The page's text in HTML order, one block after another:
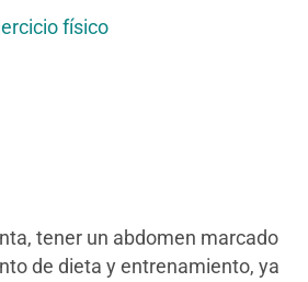
físico
tener un abdomen marcado
de dieta y entrenamiento, ya